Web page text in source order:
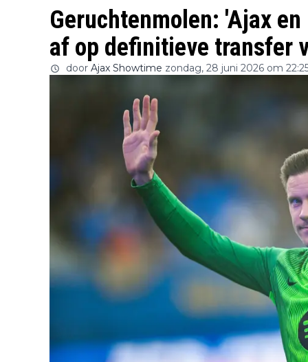
Geruchtenmolen: 'Ajax
af op definitieve transfer
door Ajax Showtime zondag, 28 juni 2026 om